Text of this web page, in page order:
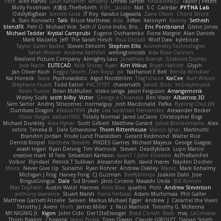
Molly Footman 大重生-TheRebirth RSH__studio Mat S C Cailrdar PYTHA Lab
OddlyBigBear binotti lucia IT Roy Karabo Legwaila Zane Olson
Chord Shore
A. Stan Konowitz Talii Bruce Matthews Aria 3dfan Xatonym Barney Sethesh
blendFX Petr O Michael Vick Seth // Gone Indie, Bro... Eric Pontbriand
Glenn Jones
Michael Tedder Krystal Camprubi Eugene Ovcharenko Fiona Margrie Alan Daniels
Mark Mazaitis Jeff The Sarah Hirsch Paul Dolzall Wolf Daw kyleboze
Taylor Galen Kadee Steven Ekholm Stephen Ellis Aximmetry Technologies
Sarah Wiener Andrew Faithfull wellingtoncrab Ada Rose Cannon
Resilient Picture Company Almighty Laxz Jonathan Brandt Szabolcs Dombi
Jose Nario
ELITECAD Nick Storey Ryan Kim Vitkus Bryan Halcott Glyph
Jan Oliver Koch Reggie Storm Dan Repp pk Nathaniel E Bell Benita Winckler
Kai Honeck Íkara Psychosadistic Algot Nordström Trag1cHaze KaiCee Kurt Wilson
Stéphane Huart Todd Eaton P4C1F15T charamath Jakob Stolz YeGrayHound
Kevin Turner Brian McMullen oleko senga Jason Ferguson Arrangemonk
Wesley Scafe scott bilby Victor George e Chianese Ben Visser Albatross 3D
Sam Sartor Andrej Striezenec normalguy Josh Macdonald Pafka Byeong Chul JIN
Dumbass Dragon Alkaza1996 jAde Lea Seidman Hernandez Alexander Becker
Oscar Vargas sastun1962 Totally Normal Jared LeClaire Christopher Bogs
Michael Dunkley Alex Hyner Scott Gilbert Matthew Gerard Julius Brockelmann Alex
sotiris Teneka B. Dale Schwiesow Thom Rittenhouse Marcin Ignac Martinotti
Brandon Jordan Frode Lund Tharaldsen Gerard Redmond Walter Rice
Dennis Korpel Matthew Stevens PIXDES Games Michael Mayeux George Giagias
arash tirgari Ryan Dening Tim Warnock Steven Deadlyblack Lupo Marcio
creative mart M Tera Sebastian Karlsson Iaian7 / John Einselen AsTheRainFell
Volkor Rijndael Patrick T Sullivan Alexander Rath david mares Nayden Dochev
Moira
Never Give Up Sunamii Ryan Rohrer Andrew Oakley Maraz
Mark Kohalmy
Michigan J Frog Harvey Fong CJ Guzman Beefyblimps Joakim Dahl Jose
BingusGringus Dale Sid Brown Jānis Circenis Masashi Ueda
Bill Kinnon
Max Topham Austin Walzl Hannes Rens Bais qualtro Piotr Andrew Stevenson
anthony lawrence Stuart Marsh Frans Verbaas Adam Murtomaa Phil Galler
Matthew Garnett-Frizelle Saliven Markus Michael Egger Andrew J Caramel the Vixen
Timothy J. Aveni Moth James Miller z Nico Marniok Timothy G. McKenna
MY.NIGNIG Jr. Kigon John Cido Der12teEisvogel Brad Corlett Basti maj LaCimaise